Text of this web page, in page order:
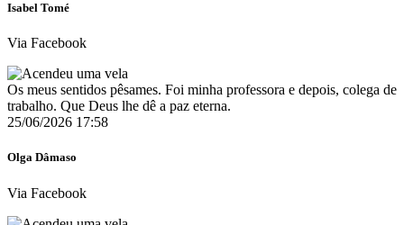
Isabel Tomé
Via Facebook
Os meus sentidos pêsames. Foi minha professora e depois, colega de
trabalho. Que Deus lhe dê a paz eterna.
25/06/2026 17:58
Olga Dâmaso
Via Facebook